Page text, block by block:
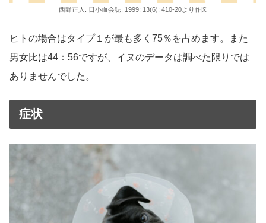
西野正人. 日小血会誌. 1999; 13(6): 410-20より作図
ヒトの場合はタイプ１が最も多く75％を占めます。また
男女比は44：56ですが、イヌのデータは調べた限りでは
ありませんでした。
症状